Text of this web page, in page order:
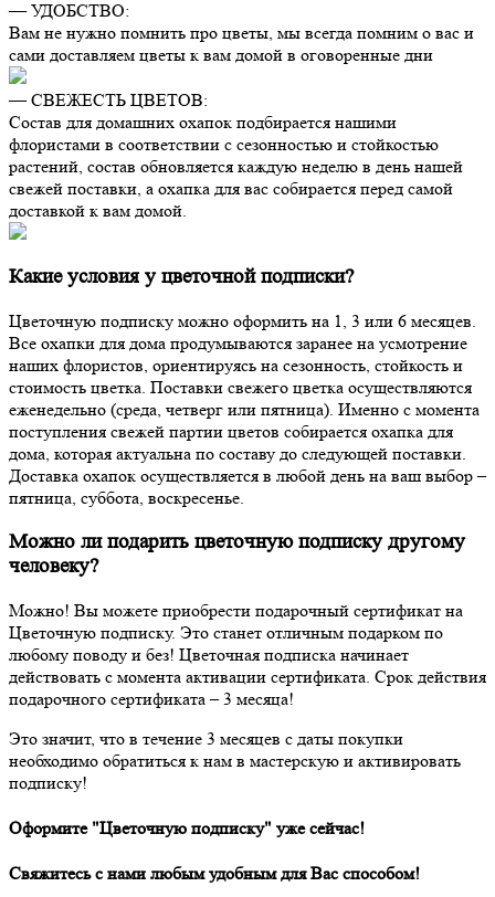
— УДОБСТВО:
Вам не нужно помнить про цветы, мы всегда помним о вас и
сами доставляем цветы к вам домой в оговоренные дни
— СВЕЖЕСТЬ ЦВЕТОВ:
Состав для домашних охапок подбирается нашими
флористами в соответствии с сезонностью и стойкостью
растений, состав обновляется каждую неделю в день нашей
свежей поставки, а охапка для вас собирается перед самой
доставкой к вам домой.
Какие условия у цветочной подписки?
Цветочную подписку можно оформить на 1, 3 или 6 месяцев.
Все охапки для дома продумываются заранее на усмотрение
наших флористов, ориентируясь на сезонность, стойкость и
стоимость цветка. Поставки свежего цветка осуществляются
еженедельно (среда, четверг или пятница). Именно с момента
поступления свежей партии цветов собирается охапка для
дома, которая актуальна по составу до следующей поставки.
Доставка охапок осуществляется в любой день на ваш выбор –
пятница, суббота, воскресенье.
Можно ли подарить цветочную подписку другому
человеку?
Можно! Вы можете приобрести подарочный сертификат на
Цветочную подписку. Это станет отличным подарком по
любому поводу и без! Цветочная подписка начинает
действовать с момента активации сертификата. Срок действия
подарочного сертификата – 3 месяца!
Это значит, что в течение 3 месяцев с даты покупки
необходимо обратиться к нам в мастерскую и активировать
подписку!
Оформите "Цветочную подписку" уже сейчас!
Свяжитесь с нами любым удобным для Вас способом!